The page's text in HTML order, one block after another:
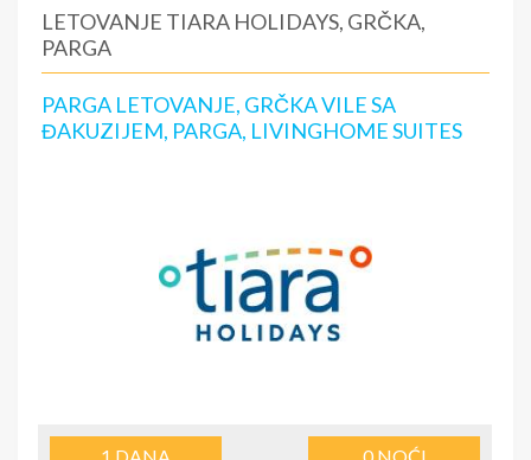
LETOVANJE TIARA HOLIDAYS, GRČKA,
PARGA
PARGA LETOVANJE, GRČKA VILE SA
ĐAKUZIJEM, PARGA, LIVINGHOME SUITES